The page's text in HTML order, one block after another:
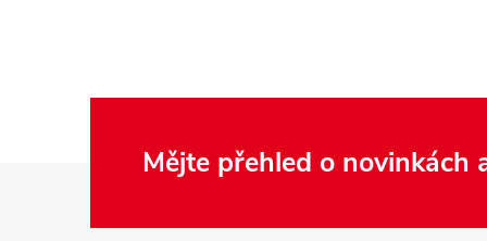
Mějte přehled o novinkách